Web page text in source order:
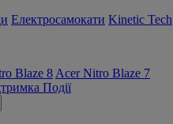
Електросамокати Kinetic Tech
Blaze 8 Acer Nitro Blaze 7
Події